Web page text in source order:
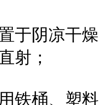
于阴凉干燥
射；
铁桶、塑料